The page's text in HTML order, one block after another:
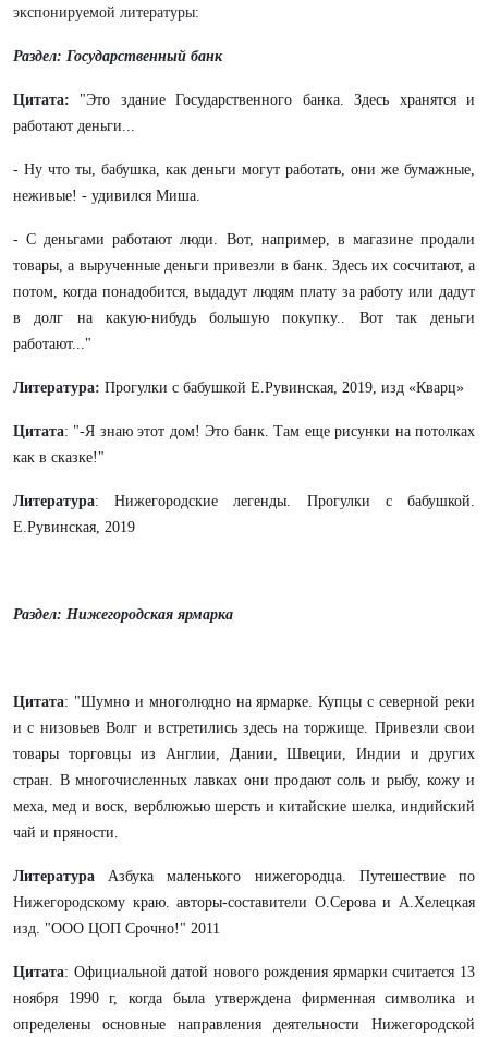
экспонируемой литературы:
Раздел: Государственный банк
Цитата: "Это здание Государственного банка. Здесь хранятся и
работают деньги...
- Ну что ты, бабушка, как деньги могут работать, они же бумажные,
неживые! - удивился Миша.
- С деньгами работают люди. Вот, например, в магазине продали
товары, а вырученные деньги привезли в банк. Здесь их сосчитают, а
потом, когда понадобится, выдадут людям плату за работу или дадут
в долг на какую-нибудь большую покупку.. Вот так деньги
работают..."
Литература: Прогулки с бабушкой Е.Рувинская, 2019, изд «Кварц»
Цитата: "-Я знаю этот дом! Это банк. Там еще рисунки на потолках
как в сказке!"
Литература: Нижегородские легенды. Прогулки с бабушкой.
Е.Рувинская, 2019
Раздел: Нижегородская ярмарка
Цитата: "Шумно и многолюдно на ярмарке. Купцы с северной реки
и с низовьев Волг и встретились здесь на торжище. Привезли свои
товары торговцы из Англии, Дании, Швеции, Индии и других
стран. В многочисленных лавках они продают соль и рыбу, кожу и
меха, мед и воск, верблюжью шерсть и китайские шелка, индийский
чай и пряности.
ЛитератураАзбука маленького нижегородца. Путешествие по
Нижегородскому краю. авторы-составители О.Серова и А.Хелецкая
изд. "ООО ЦОП Срочно!" 2011
Цитата: Официальной датой нового рождения ярмарки считается 13
ноября 1990 г, когда была утверждена фирменная символика и
определены основные направления деятельности Нижегородской